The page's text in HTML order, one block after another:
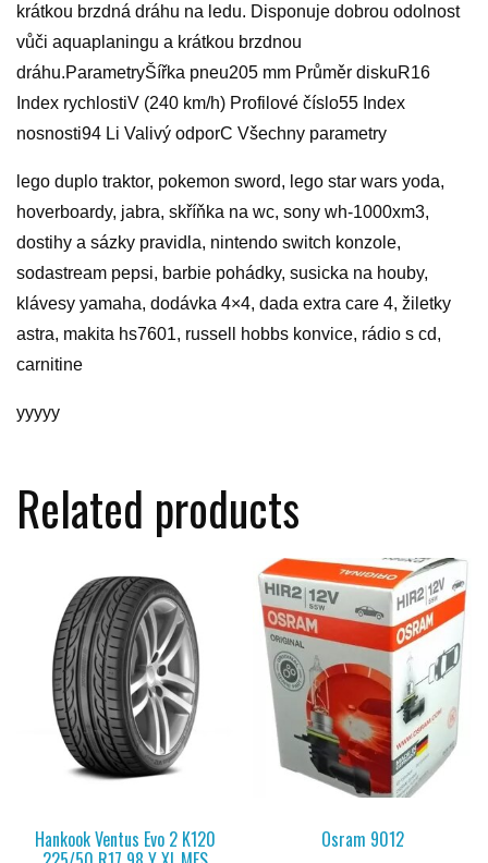
krátkou brzdná dráhu na ledu. Disponuje dobrou odolnost
vůči aquaplaningu a krátkou brzdnou
dráhu.ParametryŠířka pneu205 mm Průměr diskuR16
Index rychlostiV (240 km/h) Profilové číslo55 Index
nosnosti94 Li Valivý odporC Všechny parametry
lego duplo traktor, pokemon sword, lego star wars yoda,
hoverboardy, jabra, skříňka na wc, sony wh-1000xm3,
dostihy a sázky pravidla, nintendo switch konzole,
sodastream pepsi, barbie pohádky, susicka na houby,
klávesy yamaha, dodávka 4×4, dada extra care 4, žiletky
astra, makita hs7601, russell hobbs konvice, rádio s cd,
carnitine
yyyyy
Related products
Hankook Ventus Evo 2 K120 Osram 9012